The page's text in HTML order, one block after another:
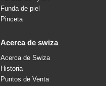
Funda de piel
Pinceta
acerca de swiza
Acerca de Swiza
Historia
Puntos de Venta